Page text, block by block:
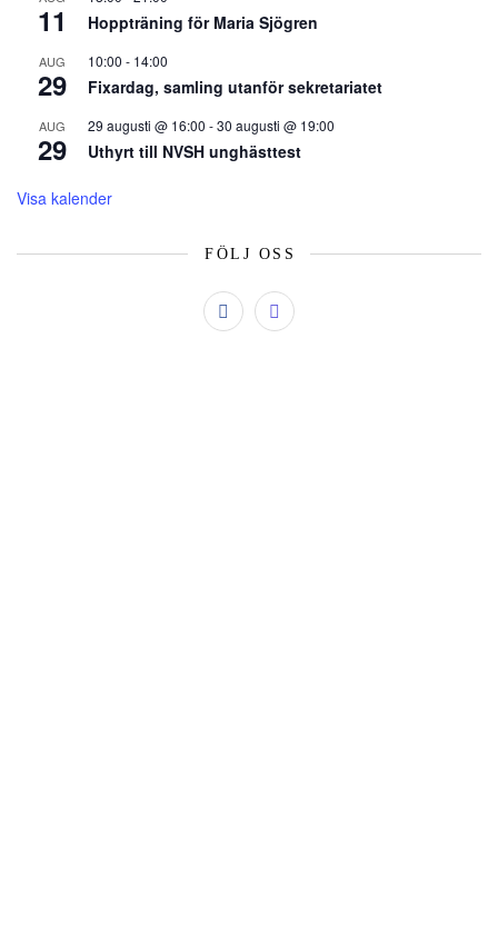
11 Hoppträning för Maria Sjögren
AUG
29
10:00 - 14:00
Fixardag, samling utanför sekretariatet
AUG
29
29 augusti @ 16:00 -30 augusti @ 19:00
Uthyrt till NVSH unghästtest
Visa kalender
FÖLJ OSS